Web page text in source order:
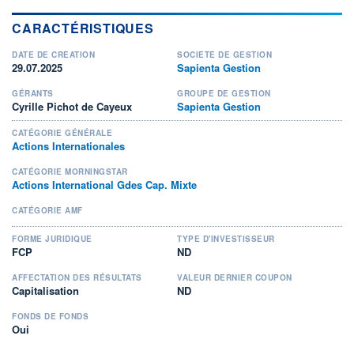
CARACTÉRISTIQUES
DATE DE CRÉATION
29.07.2025
SOCIÉTÉ DE GESTION
Sapienta Gestion
GÉRANTS
Cyrille Pichot de Cayeux
GROUPE DE GESTION
Sapienta Gestion
CATÉGORIE GÉNÉRALE
Actions Internationales
CATÉGORIE MORNINGSTAR
Actions International Gdes Cap. Mixte
CATÉGORIE AMF
FORME JURIDIQUE
FCP
TYPE D'INVESTISSEUR
ND
AFFECTATION DES RÉSULTATS
Capitalisation
VALEUR DERNIER COUPON
ND
FONDS DE FONDS
Oui